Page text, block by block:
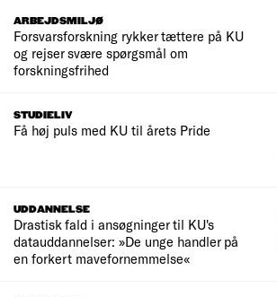
ARBEJDSMILJØ
Forsvarsforskning rykker tættere på KU
og rejser svære spørgsmål om
forskningsfrihed
STUDIELIV
Få høj puls med KU til årets Pride
UDDANNELSE
Drastisk fald i ansøgninger til KU's
datauddannelser: »De unge handler på
en forkert mavefornemmelse«